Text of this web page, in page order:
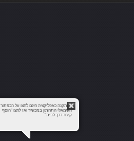
להתקנה כאפליקציה חינם לחצו על הכפתור
השמאלי התחתון במכשיר ואז לחצו "הוסף
קיצור דרך לבית".